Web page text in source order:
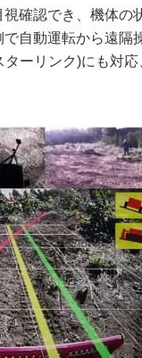
確認でき、機体の
自動運転から遠隔
ーリンク)にも対